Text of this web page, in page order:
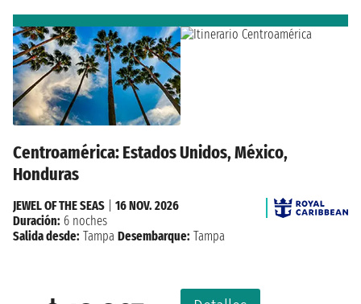
Centroamérica: Estados Unidos, México,
Honduras
JEWEL OF THE SEAS
16 NOV. 2026
Duración: 6 noches
Salida desde: Tampa Desembarque: Tampa